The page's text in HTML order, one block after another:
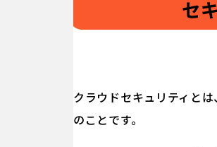
クラウドセキュリティと
のことです。